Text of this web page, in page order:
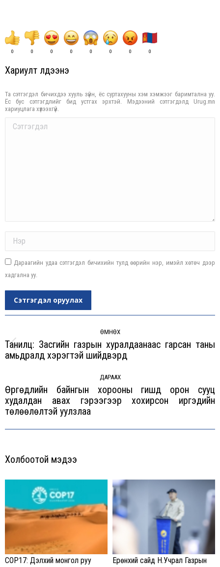
0 0 0 0 0 0 0 0
Хариулт үлдээнэ үү
Та сэтгэгдэл бичихдээ хууль зүйн, ёс суртахууны хэм хэмжээг баримтална уу.
Ёс бус сэтгэгдлийг бид устгах эрхтэй. Мэдээний сэтгэгдэлд Urug.mn
хариуцлага хүлээхгүй.
Comment
Дараагийн удаа сэтгэгдэл бичихийн тулд өөрийн нэр, имэйл хөтөч дээр
хадгална уу.
Сэтгэгдэл оруулах
ӨМНӨХ
Previous
post:
Танилц: Засгийн газрын хуралдаанаас гарсан таны
амьдралд хэрэгтэй шийдвэрүүд
ДАРААХ
Next
Өргөдлийн байнгын хорооны гишүүд орон сууц
худалдан авах гэрээгээр хохирсон иргэдийн
төлөөлөлтэй уулзлаа
Холбоотой мэдээ
COP17: Дэлхий монгол руу
Ерөнхий сайд Н.Учрал Газрын